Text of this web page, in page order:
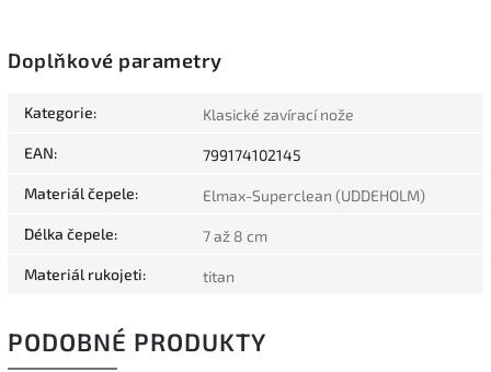
Doplňkové parametry
Kategorie: Klasické zavírací nože
EAN: 799174102145
Materiál čepele: Elmax-Superclean (UDDEHOLM)
Délka čepele: 7 až 8 cm
Materiál rukojeti: titan
PODOBNÉ PRODUKTY